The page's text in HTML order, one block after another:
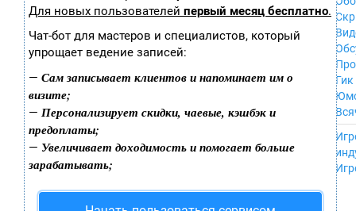
Для новых пользователей первый месяц бесплатно.
Чат-бот для мастеров и специалистов, который
упрощает ведение записей:
— Сам записывает клиентов и напоминает им о
визите;
— Персонализирует скидки, чаевые, кэшбэк и
предоплаты;
— Увеличивает доходимость и помогает больше
зарабатывать;
Nintendo 64
PSP
iPhone, iPod,
MacOS
NES
Wii U
Гик